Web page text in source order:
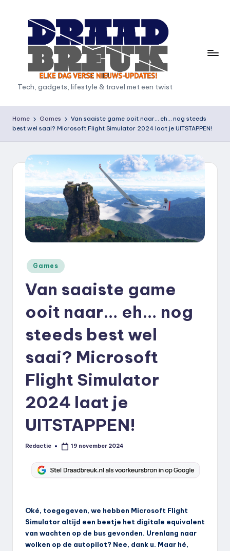
D
r
a
a
b
Tech, gadgets, lifestyle & travel met een twist
Home Games
Van saaiste game ooit naar… eh… nog steeds
best wel saai? Microsoft Flight Simulator 2024 laat je UITSTAPPEN!
Geplaatst
in
Games
Van saaiste game
ooit naar… eh… nog
steeds best wel
saai? Microsoft
Flight Simulator
2024 laat je
UITSTAPPEN!
Geplaatst
Redactie 19 november 2024
Oké, toegegeven, we hebben Microsoft Flight
Simulator altijd een beetje het digitale equivalent
van wachten op de bus gevonden. Urenlang naar
wolken op de autopilot? Nee, dank u. Maar hé,